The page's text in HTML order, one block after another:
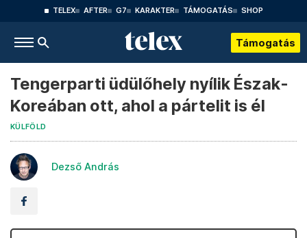
TELEX AFTER G7 KARAKTER TÁMOGATÁS SHOP
Támogatás
Tengerparti üdülőhely nyílik Észak-
Koreában ott, ahol a pártelit is él
KÜLFÖLD
Dezső András